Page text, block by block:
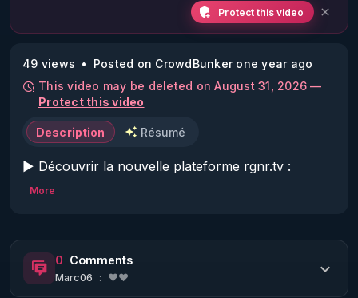
Protect this video
49 views
Posted on CrowdBunker one year ago
This video may be deleted on August 31, 2026 —
Protect this video
Description Résumé
https://www.rgnr.tv/nos-abonnements/
Warmcook qui diffuse les extracteurs de jus
Kuvings choisis par RGNR et le centre de la
régénération:
More
0 Comments
Marc06 : ❤️❤️